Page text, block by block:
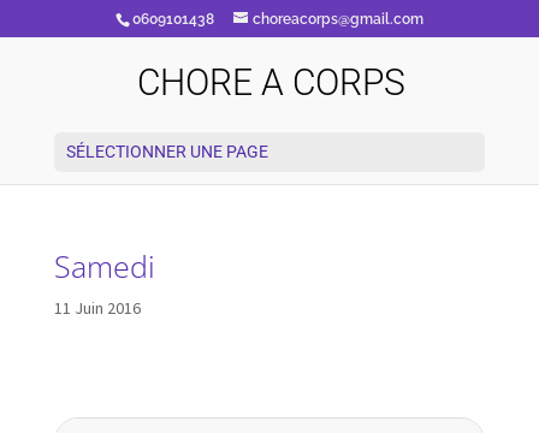
0609101438 choreacorps@gmail.com
CHORE A CORPS
SÉLECTIONNER UNE PAGE
Samedi
11 Juin 2016